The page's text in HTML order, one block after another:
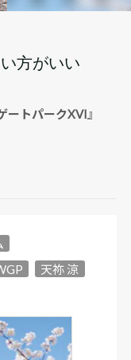
方がいい
トパークXVI』
天祢 涼